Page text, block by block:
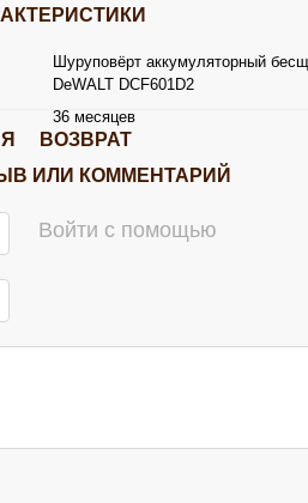
Шуруповёрт аккумуляторный
DeWALT DCF601D2
36 месяцев
ВОЗВРАТ
ИЛИ КОММЕНТАРИЙ
Войти с помощью